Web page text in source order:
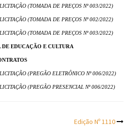
(TOMADA DE PREÇOS Nº 003/2022)
(TOMADA DE PREÇOS Nº 002/2022)
(TOMADA DE PREÇOS Nº 003/2022)
EDUCAÇÃO E CULTURA
(PREGÃO ELETRÔNICO Nº 006/2022)
(PREGÃO PRESENCIAL Nº 006/2022)
Edição Nº 1110